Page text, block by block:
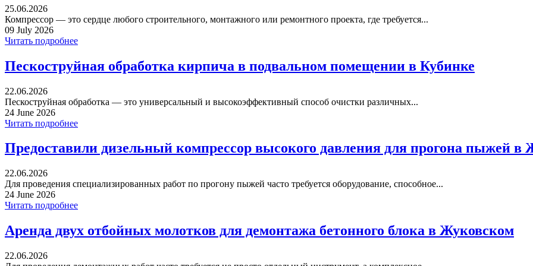
25.06.2026
Компрессор — это сердце любого строительного, монтажного или ремонтного проекта, где требуется...
09 July 2026
Читать подробнее
Пескоструйная обработка кирпича в подвальном помещении в Кубинке
22.06.2026
Пескоструйная обработка — это универсальный и высокоэффективный способ очистки различных...
24 June 2026
Читать подробнее
Предоставили дизельный компрессор высокого давления для прогона пыжей в
22.06.2026
Для проведения специализированных работ по прогону пыжей часто требуется оборудование, способное...
24 June 2026
Читать подробнее
Аренда двух отбойных молотков для демонтажа бетонного блока в Жуковском
22.06.2026